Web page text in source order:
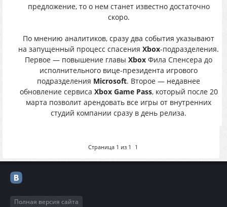
предложение, то о нем станет известно достаточно
скоро.
По мнению аналитиков, сразу два события указывают
на запущенный процесс спасения Xbox-подразделения.
Первое — повышение главы Xbox Фила Спенсера до
исполнительного вице-президента игрового
подразделения Microsoft. Второе — недавнее
обновление сервиса Xbox Game Pass, который после 20
марта позволит арендовать все игры от внутренних
студий компании сразу в день релиза.
Страница 1 из 1 1
Полная версия сайта